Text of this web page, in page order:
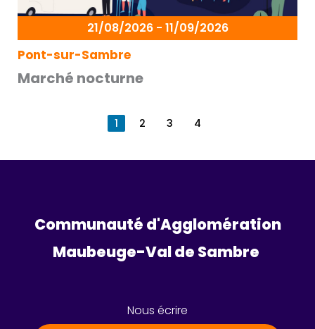
21/08/2026 - 11/09/2026
Pont-sur-Sambre
Marché nocturne
1 2 3 4
Communauté d'Agglomération
Maubeuge-Val de Sambre
Nous écrire